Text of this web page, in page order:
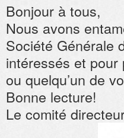
Bonjour à tous,
Nous avons
Société Générale
intéressés et
ou quelqu’un de
Bonne lecture!
Le comité